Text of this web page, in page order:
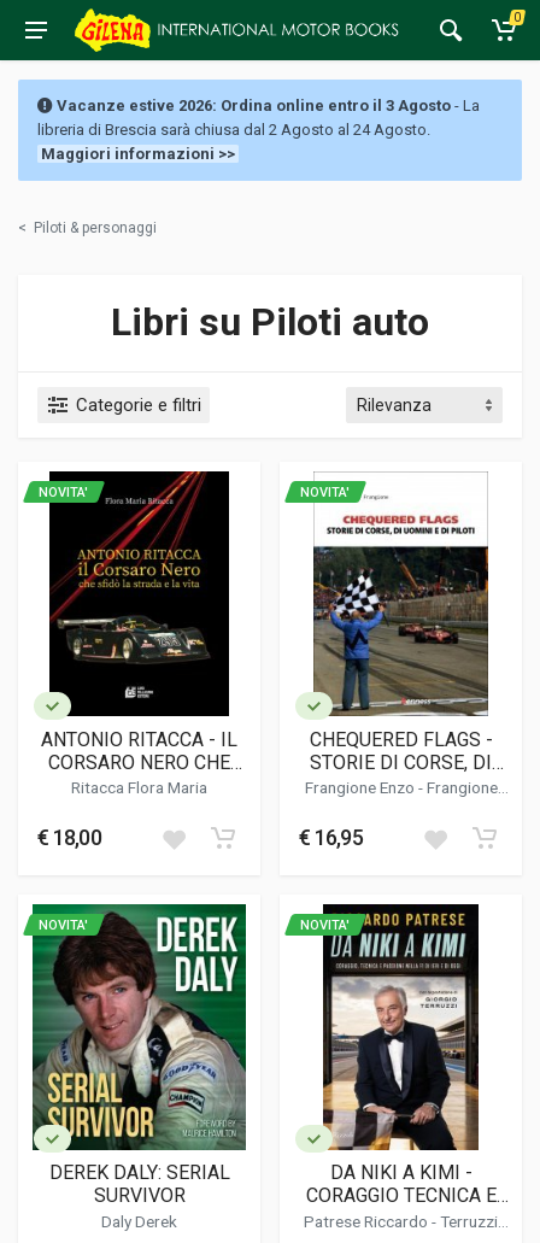
0
Vacanze estive 2026: Ordina online entro il 3 Agosto - La
libreria di Brescia sarà chiusa dal 2 Agosto al 24 Agosto.
Maggiori informazioni >>
< Piloti & personaggi
Libri su Piloti auto
Categorie e filtri
NOVITA'
ANTONIO RITACCA - IL
CORSARO NERO CHE
SFIDO' LA STRADA E LA
Ritacca Flora Maria
€ 18,00
NOVITA'
CHEQUERED FLAGS -
STORIE DI CORSE, DI
UOMINI E DI PILOTI
Frangione Enzo -Frangione
€ 16,95
NOVITA'
DEREK DALY: SERIAL
SURVIVOR
Daly Derek
NOVITA'
DA NIKI A KIMI -
CORAGGIO TECNICA E
PASSIONE NELLA F1 DI
Patrese Riccardo -Terruzzi